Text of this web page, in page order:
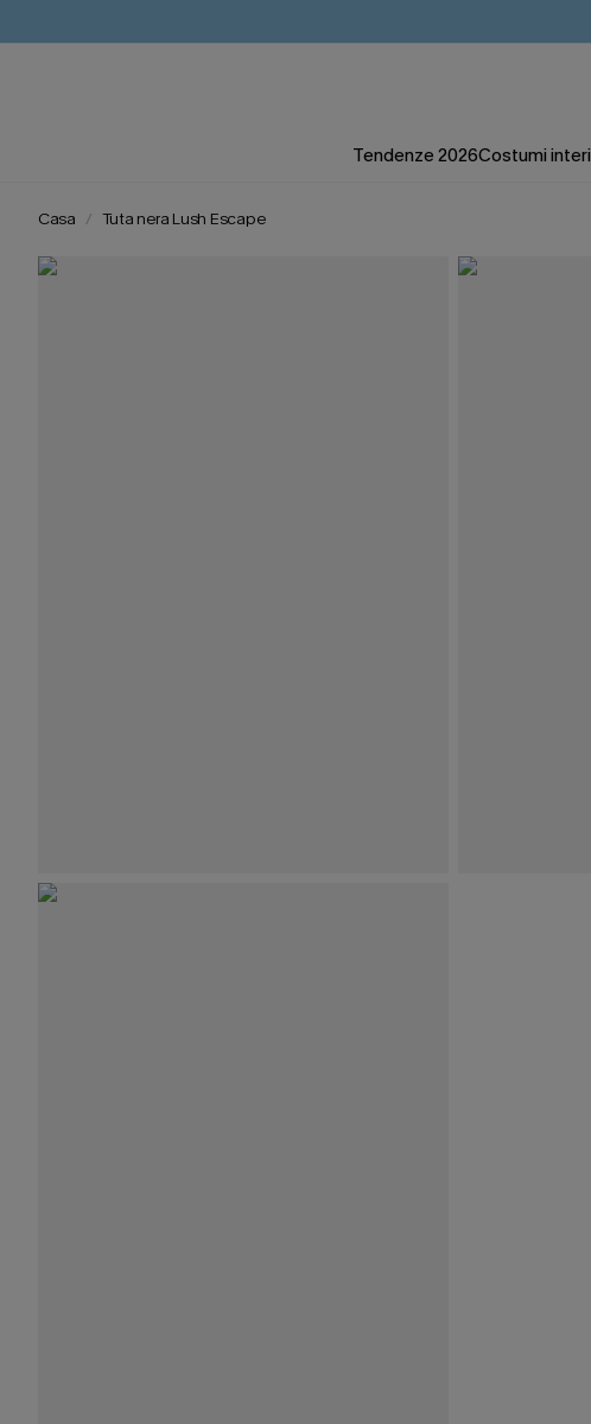
Tendenze 2026Costumi interi
Casa Tuta nera Lush Escape